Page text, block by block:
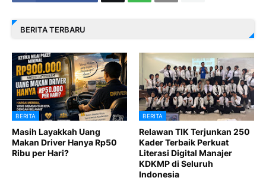
BERITA TERBARU
BERITA
Masih Layakkah Uang
Makan Driver Hanya Rp50
Ribu per Hari?
BERITA
Relawan TIK Terjunkan 250
Kader Terbaik Perkuat
Literasi Digital Manajer
KDKMP di Seluruh
Indonesia